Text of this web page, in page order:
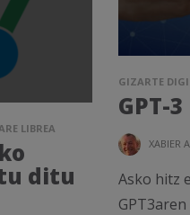
LIBREA
ditu
GIZARTE
GPT-3
XABIER
Asko hitz